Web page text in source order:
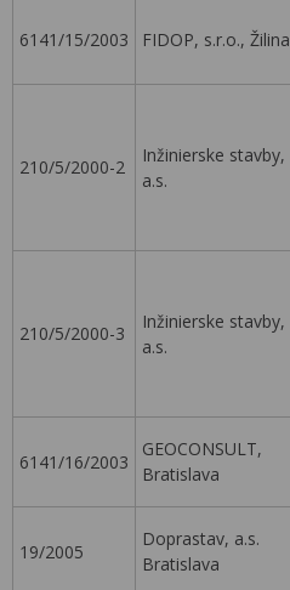
6141/15/2003 FIDOP, s.r.o., Žilina
210/5/2000-2
Inžinierske stavby,
a.s.
210/5/2000-3
Inžinierske stavby,
a.s.
6141/16/2003
GEOCONSULT,
Bratislava
19/2005
Doprastav, a.s.
Bratislava